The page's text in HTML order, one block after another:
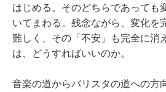
はじめる。そのどちらであっても
いてまわる。残念ながら、変化を
難しく、その「不安」も完全に消
は、どうすればいいのか。
音楽の道からバリスタの道への方